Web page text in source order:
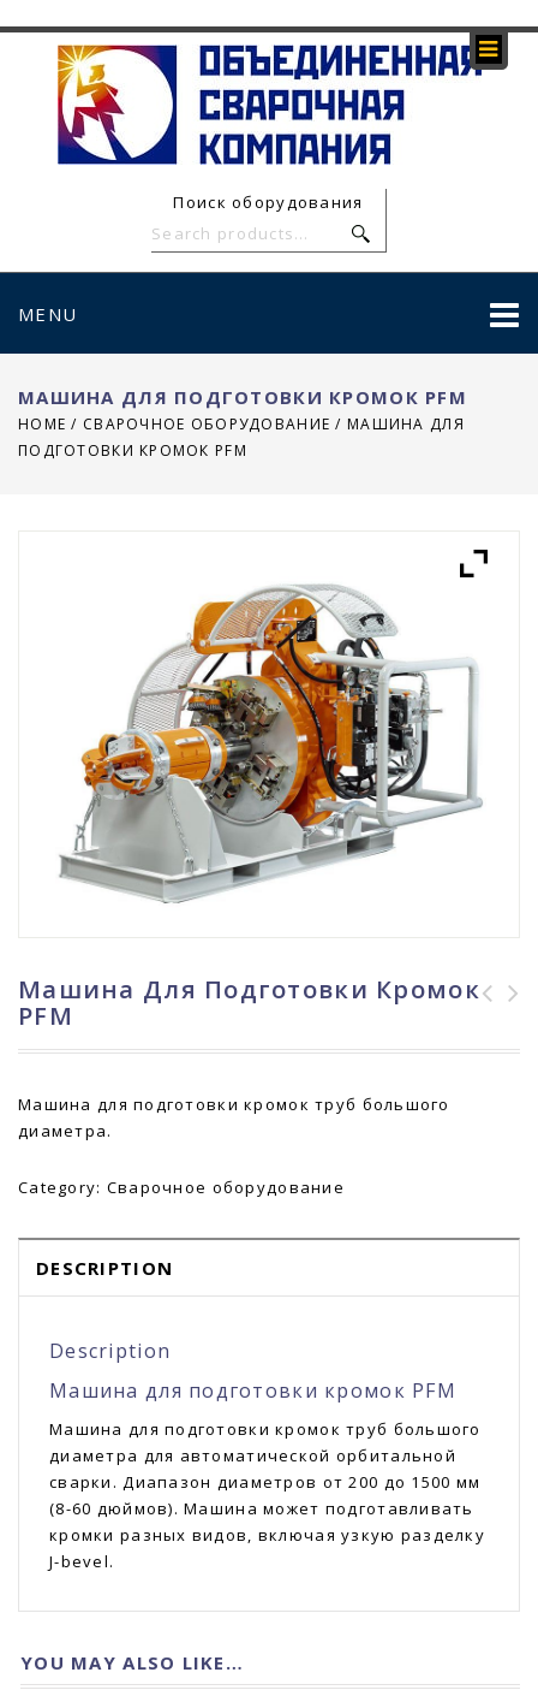
Поиск оборудования
MENU
МАШИНА ДЛЯ ПОДГОТОВКИ КРОМОК PFM
HOME / СВАРОЧНОЕ ОБОРУДОВАНИЕ / МАШИНА ДЛЯ
ПОДГОТОВКИ КРОМОК PFM
Машина Для Подготовки Кромок
PFM
Машина для подготовки кромок труб большого
диаметра.
Category: Сварочное оборудование
DESCRIPTION
Description
Машина для подготовки кромок PFM
Машина для подготовки кромок труб большого
диаметра для автоматической орбитальной
сварки. Диапазон диаметров от 200 до 1500 мм
(8-60 дюймов). Машина может подготавливать
кромки разных видов, включая узкую разделку
J-bevel.
YOU MAY ALSO LIKE…